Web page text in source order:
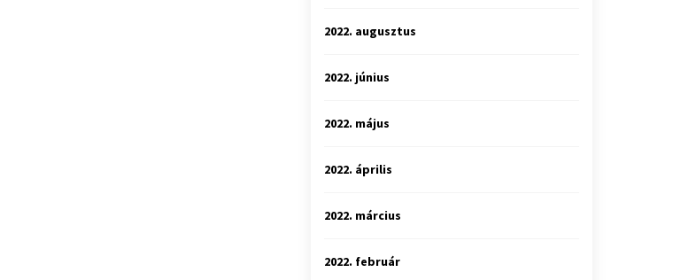
2022. augusztus
2022. június
2022. május
2022. április
2022. március
2022. február